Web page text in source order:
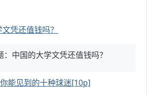
凭还值钱吗？
中国的大学文凭还值钱吗？
能见到的十种球迷[10p]